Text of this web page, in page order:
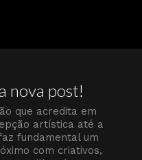
nova post!
que acredita em
artística até a
fundamental um
com criativos,